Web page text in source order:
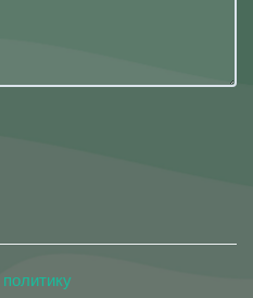
политику